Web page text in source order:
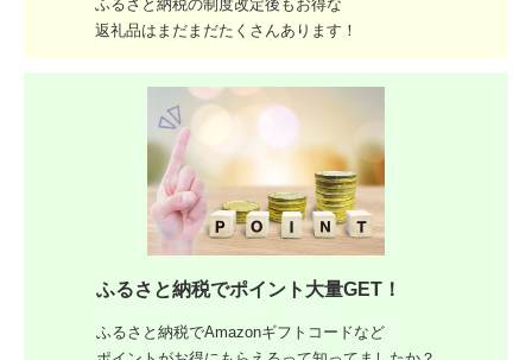
ふるさと納税の制度改定後もお得な
返礼品はまだまだたくさんあります！
ふるさと納税でポイント大量GET！
ふるさと納税でAmazonギフトコードなど